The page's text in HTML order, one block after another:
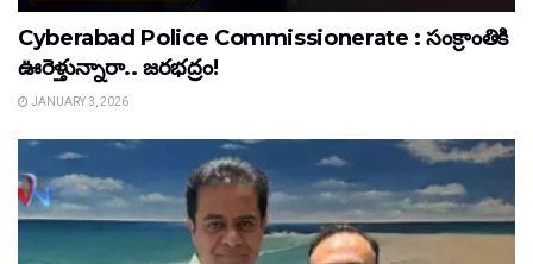
Cyberabad Police Commissionerate : సంక్రాంతికి
ఊరెళ్తున్నారా.. జరభద్రం!
JANUARY 3, 2026